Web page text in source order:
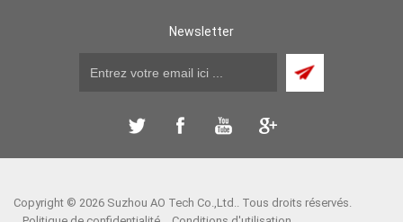
Newsletter
Copyright © 2026 Suzhou AO Tech Co.,Ltd.. Tous droits réservés.